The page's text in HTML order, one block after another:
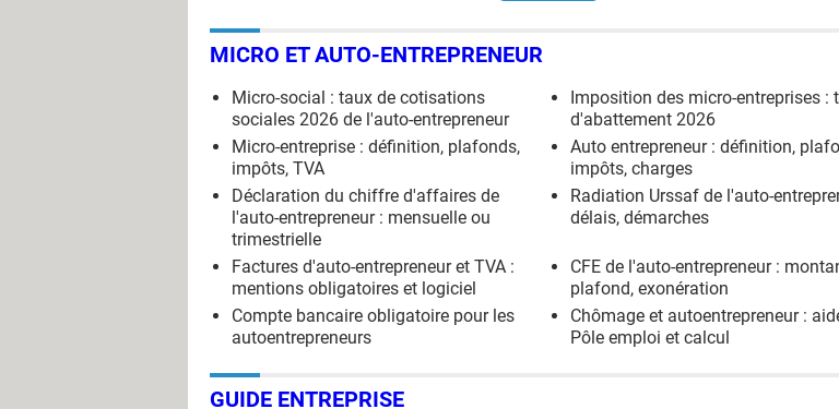
MICRO ET AUTO-ENTREPRENEUR
Micro-social : taux de cotisations
sociales 2026 de l'auto-entrepreneur
Imposition des micro-entreprises :
d'abattement 2026
Micro-entreprise : définition, plafonds,
impôts, TVA
Auto entrepreneur : définition,
impôts, charges
Déclaration du chiffre d'affaires de
l'auto-entrepreneur : mensuelle ou
trimestrielle
Radiation Urssaf de l'auto-
délais, démarches
Factures d'auto-entrepreneur et TVA :
mentions obligatoires et logiciel
CFE de l'auto-entrepreneur :
plafond, exonération
Compte bancaire obligatoire pour les
autoentrepreneurs
Chômage et autoentrepreneur :
Pôle emploi et calcul
GUIDE ENTREPRISE